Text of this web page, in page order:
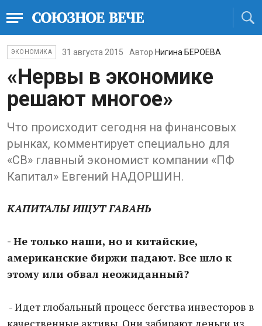
ЭКОНОМИКА 31 августа 2015 Автор Нигина БЕРОЕВА
«Нервы в экономике
решают многое»
Что происходит сегодня на финансовых
рынках, комментирует специально для
«СВ» главный экономист компании «ПФ
Капитал» Евгений НАДОРШИН.
КАПИТАЛЫ ИЩУТ ГАВАНЬ
- Не только наши, но и китайские,
американские биржи падают. Все шло к
этому или обвал неожиданный?
- Идет глобальный процесс бегства инвесторов в
качественные активы. Они забирают деньги из